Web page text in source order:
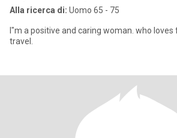
Alla ricerca di: Uomo 65 - 75
I"m a positive and caring woman. who loves
travel.